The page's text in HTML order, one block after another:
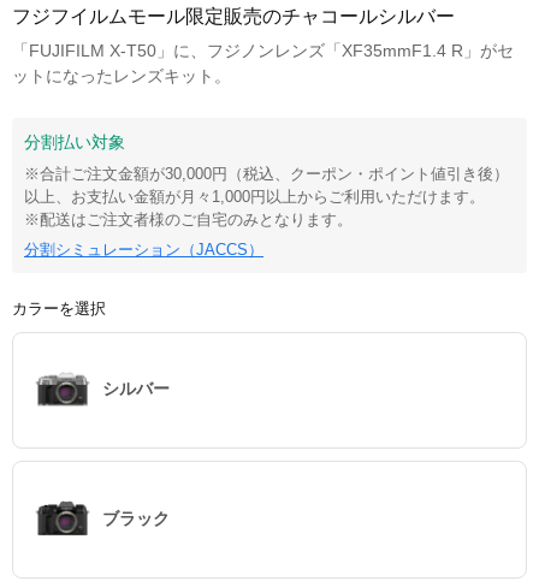
フジフイルムモール限定販売のチャコールシルバー
「FUJIFILM X-T50」に、フジノンレンズ「XF35mmF1.4 R」がセ
ットになったレンズキット。
分割払い対象
※合計ご注文金額が30,000円（税込、クーポン・ポイント値引き後）
以上、お支払い金額が月々1,000円以上からご利用いただけます。
※配送はご注文者様のご自宅のみとなります。
分割シミュレーション（JACCS）
カラーを選択
シルバー
ブラック